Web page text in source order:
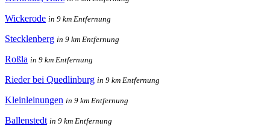
Wickerode in 9 km Entfernung
Stecklenberg in 9 km Entfernung
Roßla in 9 km Entfernung
Rieder bei Quedlinburg in 9 km Entfernung
Kleinleinungen in 9 km Entfernung
Ballenstedt in 9 km Entfernung